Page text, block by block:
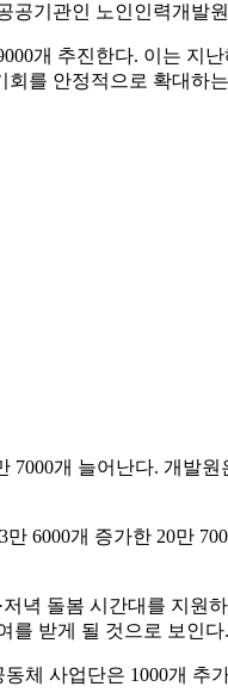
공기관인 노인인력개발
개 추진한다. 이는 지
를 안정적으로 확대하
7000개 늘어난다. 개발
6000개 증가한 20만
녁 돌봄 시간대를 지원
를 받게 될 것으로 보인다.
체 사업단은 1000개 추